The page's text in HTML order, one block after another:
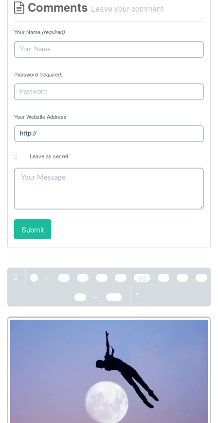
Comments Leave your comment
Your Name (required)
Password (required)
Your Website Address
Leave as secret
Submit
1 ... 89 90 91 92 93 94 95
96
97
... 389